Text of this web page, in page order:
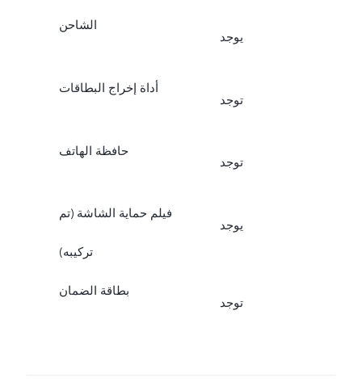
الشاحن
يوجد
أداة إخراج البطاقات
توجد
حافظة الهاتف
توجد
فيلم حماية الشاشة (تم
تركيبه)
يوجد
بطاقة الضمان
توجد